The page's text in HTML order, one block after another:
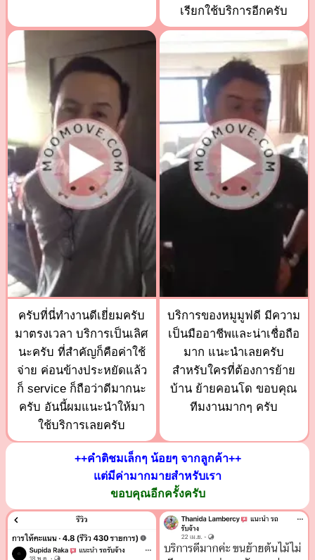
เรียกใช้บริการอีกครับ
ครับที่นี่ทำงานดีเยี่ยมครับ
มาตรงเวลา บริการเป็นเลิศ
นะครับ ที่สำคัญก็คือค่าใช้
จ่าย ค่อนข้างประหยัดแล้ว
ก็ service ก็ถือว่าดีมากนะ
ครับ อันนี้ผมแนะนำให้มา
ใช้บริการเลยครับ
บริการของหมูมูฟดี มีความ
เป็นมืออาชีพและน่าเชื่อถือ
มาก แนะนำเลยครับ
สำหรับใครที่ต้องการย้าย
บ้าน ย้ายคอนโด ขอบคุณ
ทีมงานมากๆ ครับ
++คำติชมเล็กๆ น้อยๆ จากลูกค้า++
แต่มีค่ามากมายสำหรับเรา
ขอบคุณอีกครั้งครับ